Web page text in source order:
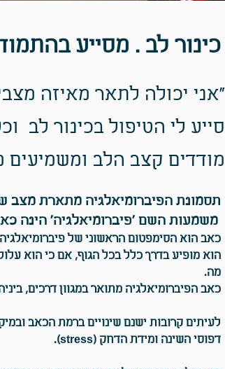
כינור לב . מסייע
"אני יכולה לתאר מאיזה
סייע לי הטיפול בכינור לב
מודדים קצב הלב
תסמונת הפיברומיאלגיה מתארת מצב
.משמעות השם 'פיברומיאלגיה' הינה
כאב הוא הסימפטום הראשוני של
הוא מופיע בדרך כלל בכל הגוף, אם כי הוא
מה.
כאב הפיברומיאלגיה מתואר במגוון דרכים,
לעיתים קרובות ישנם שינויים ברמת הכאב
דפוסי השינה ומידת הדחק (stress).